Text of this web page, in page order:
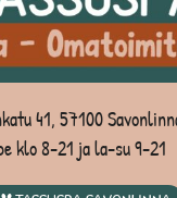
41, 57100
klo 8-21 ja la-su 9-21